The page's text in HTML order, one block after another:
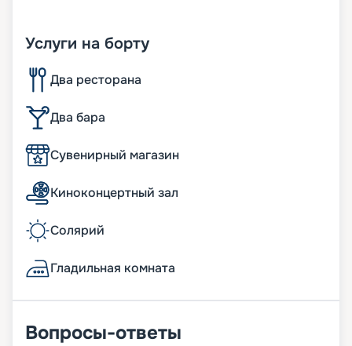
Услуги на борту
Два ресторана
Два бара
Сувенирный магазин
Киноконцертный зал
Солярий
Гладильная комната
Вопросы-ответы